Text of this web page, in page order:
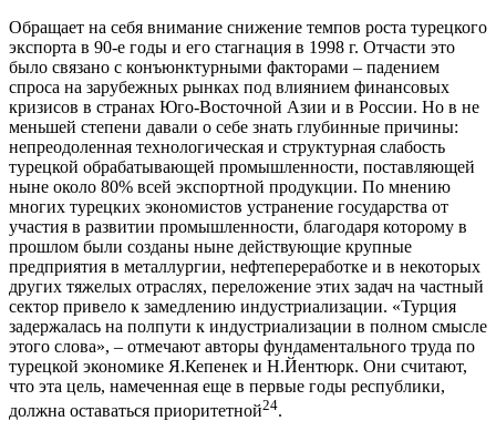
Обращает на себя внимание снижение темпов роста турецкого
экспорта в 90-е годы и его стагнация в 1998 г. Отчасти это
было связано с конъюнктурными факторами – падением
спроса на зарубежных рынках под влиянием финансовых
кризисов в странах Юго-Восточной Азии и в России. Но в не
меньшей степени давали о себе знать глубинные причины:
непреодоленная технологическая и структурная слабость
турецкой обрабатывающей промышленности, поставляющей
ныне около 80% всей экспортной продукции. По мнению
многих турецких экономистов устранение государства от
участия в развитии промышленности, благодаря которому в
прошлом были созданы ныне действующие крупные
предприятия в металлургии, нефтепереработке и в некоторых
других тяжелых отраслях, переложение этих задач на частный
сектор привело к замедлению индустриализации. «Турция
задержалась на полпути к индустриализации в полном смысле
этого слова», – отмечают авторы фундаментального труда по
турецкой экономике Я.Кепенек и Н.Йентюрк. Они считают,
что эта цель, намеченная еще в первые годы республики,
должна оставаться приоритетной24.